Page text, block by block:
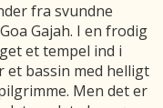
fra svundne
Gajah. I en frodig
et tempel ind i
et bassin med helligt
Men det er